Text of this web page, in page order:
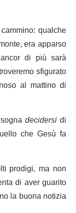
qualche
era apparso
di più sarà
sfigurato
al mattino di
decidersidi
che Gesù fa
prodigi, ma non
di aver guarito
la buona notizia